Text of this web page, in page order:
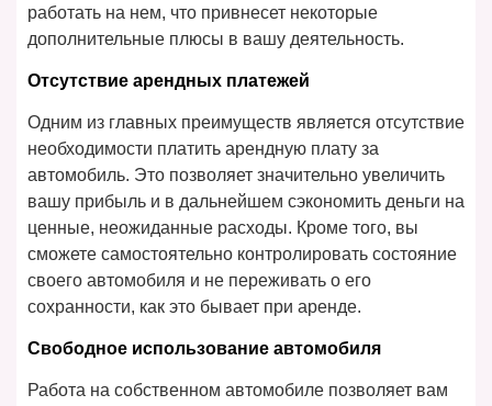
работать на нем, что привнесет некоторые
дополнительные плюсы в вашу деятельность.
Отсутствие арендных платежей
Одним из главных преимуществ является отсутствие
необходимости платить арендную плату за
автомобиль. Это позволяет значительно увеличить
вашу прибыль и в дальнейшем сэкономить деньги на
ценные, неожиданные расходы. Кроме того, вы
сможете самостоятельно контролировать состояние
своего автомобиля и не переживать о его
сохранности, как это бывает при аренде.
Свободное использование автомобиля
Работа на собственном автомобиле позволяет вам